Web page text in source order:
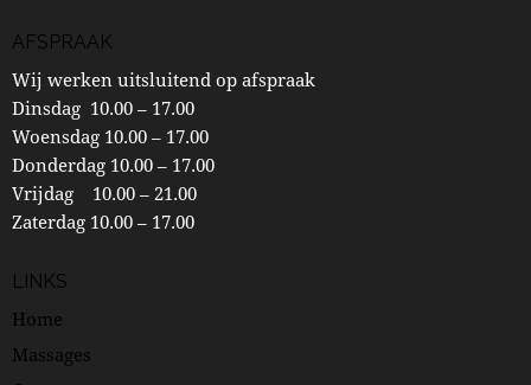
AFSPRAAK
Wij werken uitsluitend op afspraak
Dinsdag 10.00 – 17.00
Woensdag 10.00 – 17.00
Donderdag 10.00 – 17.00
Vrijdag 10.00 – 21.00
Zaterdag 10.00 – 17.00
LINKS
Home
Massages